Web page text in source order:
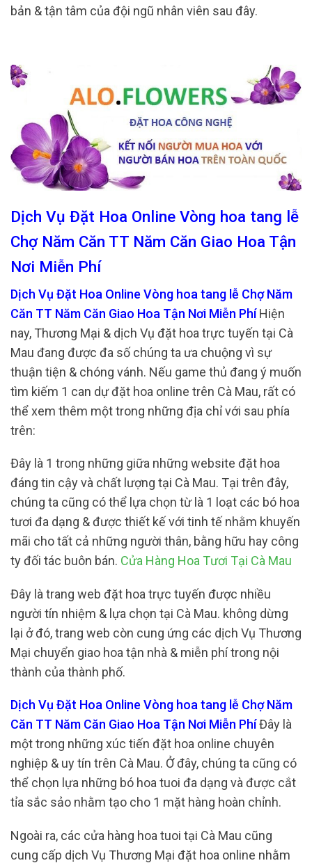
bản & tận tâm của đội ngũ nhân viên sau đây.
Dịch Vụ Đặt Hoa Online Vòng hoa tang lễ
Chợ Năm Căn TT Năm Căn Giao Hoa Tận
Nơi Miễn Phí
Dịch Vụ Đặt Hoa Online Vòng hoa tang lễ Chợ Năm
Căn TT Năm Căn Giao Hoa Tận Nơi Miễn PhíHiện
nay, Thương Mại & dịch Vụ đặt hoa trực tuyến tại Cà
Mau đang được đa số chúng ta ưa chuộng vì sự
thuận tiện & chóng vánh. Nếu game thủ đang ý muốn
tìm kiếm 1 can dự đặt hoa online trên Cà Mau, rất có
thể xem thêm một trong những địa chỉ với sau phía
trên:
Đây là 1 trong những giữa những website đặt hoa
đáng tin cậy và chất lượng tại Cà Mau. Tại trên đây,
chúng ta cũng có thể lựa chọn từ là 1 loạt các bó hoa
tươi đa dạng & được thiết kế với tinh tế nhằm khuyến
mãi cho tất cả những người thân, bằng hữu hay công
ty đối tác buôn bán. Cửa Hàng Hoa Tươi Tại Cà Mau
Đây là trang web đặt hoa trực tuyến được nhiều
người tín nhiệm & lựa chọn tại Cà Mau. không dừng
lại ở đó, trang web còn cung ứng các dịch Vụ Thương
Mại chuyển giao hoa tận nhà & miễn phí trong nội
thành của thành phố.
Dịch Vụ Đặt Hoa Online Vòng hoa tang lễ Chợ Năm
Căn TT Năm Căn Giao Hoa Tận Nơi Miễn PhíĐây là
một trong những xúc tiến đặt hoa online chuyên
nghiệp & uy tín trên Cà Mau. Ở đây, chúng ta cũng có
thể chọn lựa những bó hoa tuoi đa dạng và được cắt
tỉa sắc sảo nhằm tạo cho 1 mặt hàng hoàn chỉnh.
Ngoài ra, các cửa hàng hoa tuoi tại Cà Mau cũng
cung cấp dịch Vụ Thương Mại đặt hoa online nhằm